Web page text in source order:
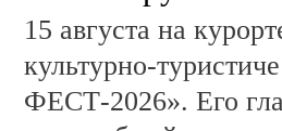
15 августа на
культурно-
ФЕСТ-2026». Его